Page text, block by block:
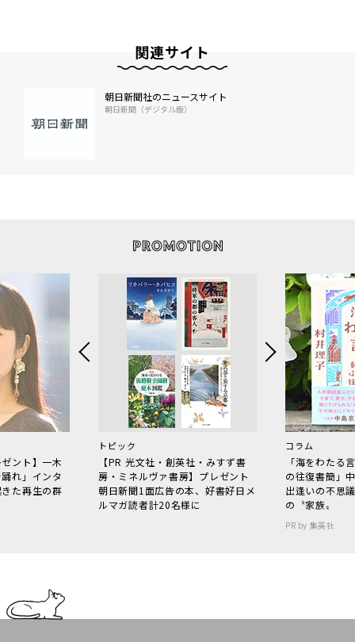
関連サイト
朝日新聞社のニュースサイト
朝日新聞（デジタル版）
ント】一木
れ」インタ
た再生の群
トピック
【PR 光文社・創英社・みすず書
房・ミネルヴァ書房】プレゼント
朝日新聞1面広告の本、好書好日メ
ルマガ読者計20名様に
コラム
「海をわた
の往復書簡」
出逢いの不思
の〝家族〟
PR by 集英社